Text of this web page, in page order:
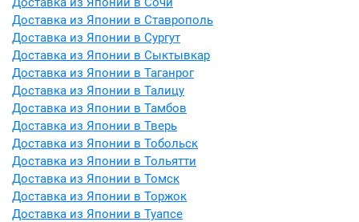
Доставка из Японии в Ставрополь
Доставка из Японии в Сургут
Доставка из Японии в Сыктывкар
Доставка из Японии в Таганрог
Доставка из Японии в Талицу
Доставка из Японии в Тамбов
Доставка из Японии в Тверь
Доставка из Японии в Тобольск
Доставка из Японии в Тольятти
Доставка из Японии в Томск
Доставка из Японии в Торжок
Доставка из Японии в Туапсе